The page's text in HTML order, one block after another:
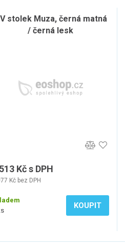
stolek Muza, černá matná
/ černá lesk
Kč s DPH
Kč bez DPH
KOUPIT